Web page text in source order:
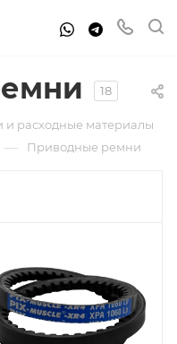
18
и расходные материалы
— Приводные ремни